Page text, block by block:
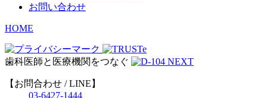
お問い合わせ
HOME
歯科医師と医療機関をつなぐ
【お問合わせ / LINE】
03-6427-1444